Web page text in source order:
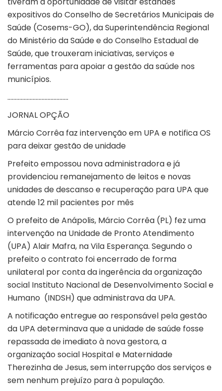
expositivos do Conselho de Secretários Municipais de
Saúde (Cosems-GO), da Superintendência Regional
do Ministério da Saúde e do Conselho Estadual de
Saúde, que trouxeram iniciativas, serviços e
ferramentas para apoiar a gestão da saúde nos
municípios.
…………………………………..
JORNAL OPÇÃO
Márcio Corrêa faz intervenção em UPA e notifica OS
para deixar gestão de unidade
Prefeito empossou nova administradora e já
providenciou remanejamento de leitos e novas
unidades de descanso e recuperação para UPA que
atende 12 mil pacientes por mês
O prefeito de Anápolis, Márcio Corrêa (PL) fez uma
intervenção na Unidade de Pronto Atendimento
(UPA) Alair Mafra, na Vila Esperança. Segundo o
prefeito o contrato foi encerrado de forma
unilateral por conta da ingerência da organização
social Instituto Nacional de Desenvolvimento Social e
Humano (INDSH) que administrava da UPA.
A notificação entregue ao responsável pela gestão
da UPA determinava que a unidade de saúde fosse
repassada de imediato à nova gestora, a
organização social Hospital e Maternidade
Therezinha de Jesus, sem interrupção dos serviços e
sem nenhum prejuízo para à população.